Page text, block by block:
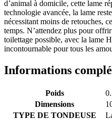
d’animal à domicile, cette lame
technologie avancée, la lame
nécessitant moins de retouches,
temps. N’attendez plus pour
toilettage possible, avec la lame
incontournable pour tous les
Informations
Poids
Dimensions
TYPE DE TONDEUSE